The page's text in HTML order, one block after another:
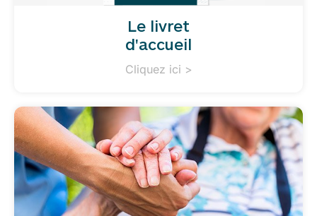
Le livret
d'accueil
Cliquez ici >